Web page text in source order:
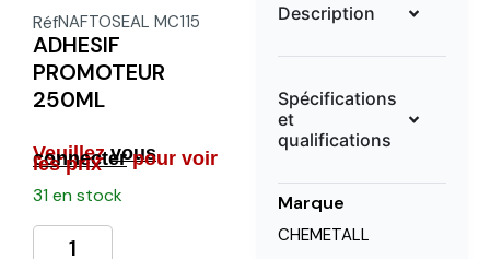
RéfNAFTOSEAL MC115
ADHESIF
PROMOTEUR
250ML
Veuillezvous
connecterpour voir
les prix
31 en stock
Description
Spécifications
et
qualifications
Marque
CHEMETALL